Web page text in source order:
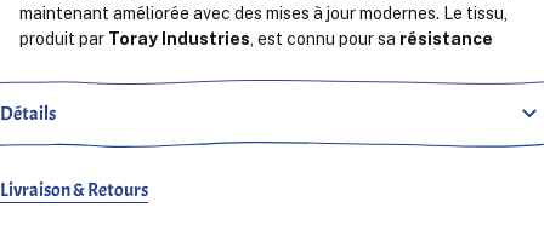
maintenant améliorée avec des mises à jour modernes. Le tissu,
produit par Toray Industries , est connu pour sa résistance
étant respectueux de l'environnement.
épaule, unporte-documents
parfait pour les professionnels en déplacement. Les
Détails
Livraison & Retours